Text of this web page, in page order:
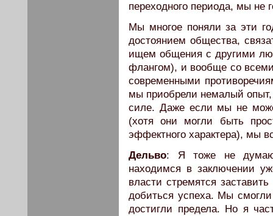
переходного периода, мы не
Мы многое поняли за эти
достоянием общества,
ищем общения с другими
флангом), и вообще со
современными
мы приобрели немалый
силе. Даже если мы не
(хотя они могли быть
эффектного характера), мы
Дельво: Я тоже не
находимся в заключении
власти стремятся
добиться успеха. Мы
достигли предела. Но я